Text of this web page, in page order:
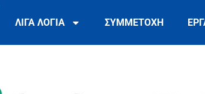
ΛΙΓΑ ΛΟΓΙΑ ΣΥΜΜΕΤΟΧΗ